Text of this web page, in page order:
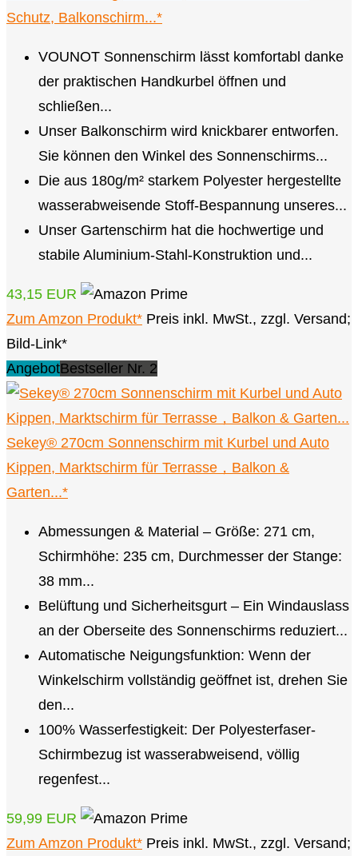
Schutz, Balkonschirm...*
VOUNOT Sonnenschirm lässt komfortabl danke
der praktischen Handkurbel öffnen und
schließen...
Unser Balkonschirm wird knickbarer entworfen.
Sie können den Winkel des Sonnenschirms...
Die aus 180g/m² starkem Polyester hergestellte
wasserabweisende Stoff-Bespannung unseres...
Unser Gartenschirm hat die hochwertige und
stabile Aluminium-Stahl-Konstruktion und...
43,15 EUR
Zum Amzon Produkt* Preis inkl. MwSt., zzgl. Versand;
Bild-Link*
AngebotBestseller Nr. 2
Sekey® 270cm Sonnenschirm mit Kurbel und Auto
Kippen, Marktschirm für Terrasse，Balkon &
Garten...*
Abmessungen & Material – Größe: 271 cm,
Schirmhöhe: 235 cm, Durchmesser der Stange:
38 mm...
Belüftung und Sicherheitsgurt – Ein Windauslass
an der Oberseite des Sonnenschirms reduziert...
Automatische Neigungsfunktion: Wenn der
Winkelschirm vollständig geöffnet ist, drehen Sie
den...
100% Wasserfestigkeit: Der Polyesterfaser-
Schirmbezug ist wasserabweisend, völlig
regenfest...
59,99 EUR
Zum Amzon Produkt* Preis inkl. MwSt., zzgl. Versand;